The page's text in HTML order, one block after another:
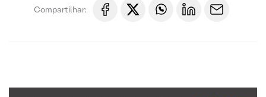
Compartilhar: